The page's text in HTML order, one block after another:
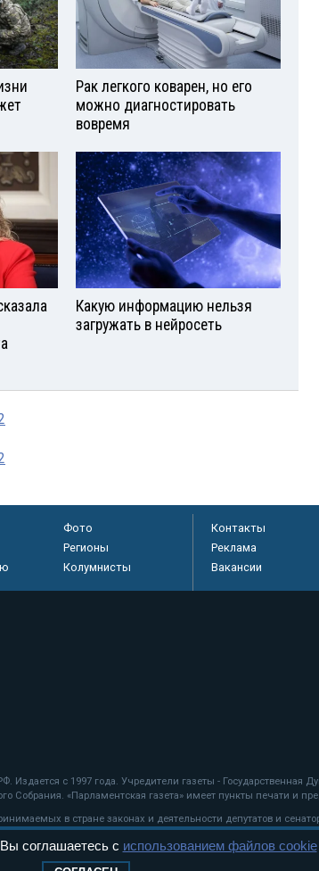
Рак легкого коварен, но его
можно диагностировать
вовремя
Какую информацию нельзя
загружать в нейросеть
Фото
Регионы
Колумнисты
Контакты
Реклама
Вакансии
Издается с 1997 года. Учредители газеты -
«Парламентская газета» имеет пункты печати и
в стране законах и деятельности депутатов и
соглашаетесь с использованием файлов cookie